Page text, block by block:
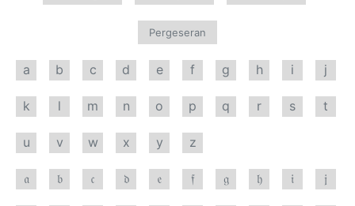
Pergeseran
a b c d e f g h i j
k l m n o p q r s t
u v w x y z
𝔞 𝔟 𝔠 𝔡 𝔢 𝔣 𝔤 𝔥 𝔦 𝔧